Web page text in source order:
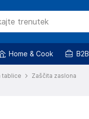
Home & Cook B2B
tablice Zaščita zaslona